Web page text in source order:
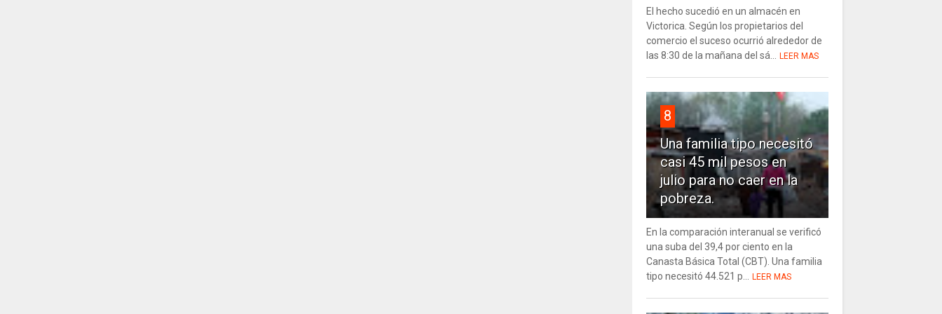
El hecho sucedió en un almacén en
Victorica. Según los propietarios del
comercio el suceso ocurrió alrededor de
las 8:30 de la mañana del sá... LEER MAS
8
Una familia tipo necesitó
casi 45 mil pesos en
julio para no caer en la
pobreza.
En la comparación interanual se verificó
una suba del 39,4 por ciento en la
Canasta Básica Total (CBT). Una familia
tipo necesitó 44.521 p... LEER MAS